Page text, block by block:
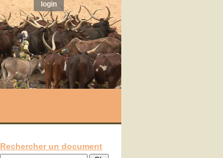
Rechercher un document
login